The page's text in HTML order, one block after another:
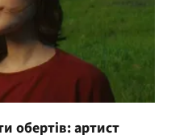
обертів: артист